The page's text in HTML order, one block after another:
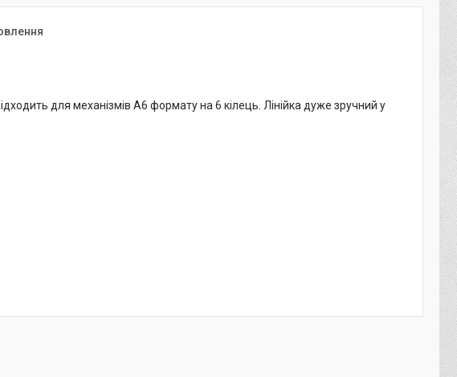
для механізмів А6 формату на 6 кілець. Лінійка дуже зручний у